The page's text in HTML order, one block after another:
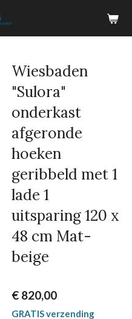
Wiesbaden
"Sulora"
onderkast
afgeronde
hoeken
geribbeld met 1
lade 1
uitsparing 120 x
48 cm Mat-
beige
€ 820,00
GRATIS verzending